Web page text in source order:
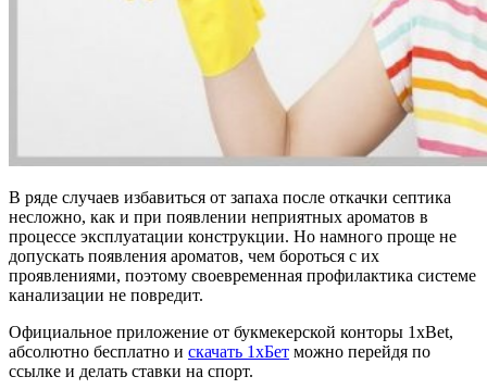
В ряде случаев избавиться от запаха после откачки септика
несложно, как и при появлении неприятных ароматов в
процессе эксплуатации конструкции. Но намного проще не
допускать появления ароматов, чем бороться с их
проявлениями, поэтому своевременная профилактика системе
канализации не повредит.
Официальное приложение от букмекерской конторы 1xBet,
абсолютно бесплатно и скачать 1хБет можно перейдя по
ссылке и делать ставки на спорт.